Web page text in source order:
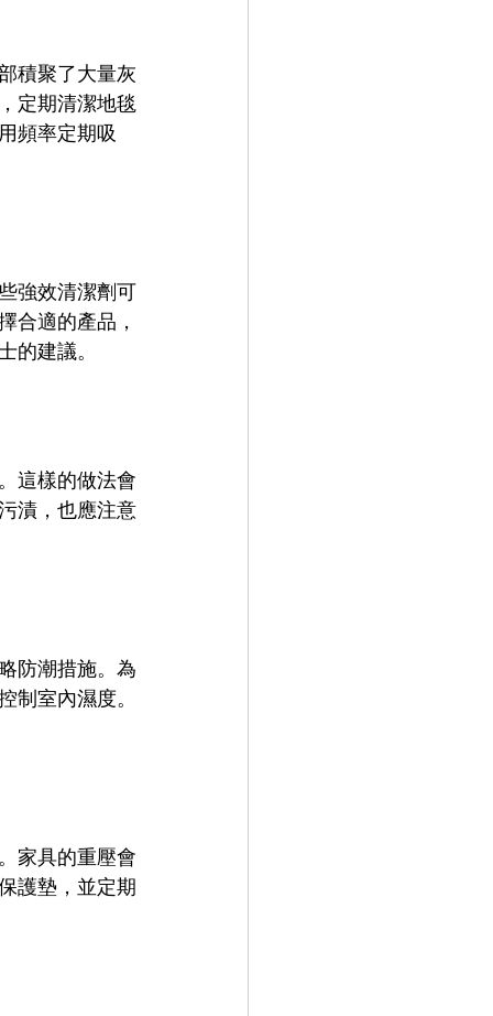
積聚了大量灰
定期清潔地毯
頻率定期吸
強效清潔劑可
合適的產品，
的建議。
這樣的做法會
漬，也應注意
防潮措施。為
制室內濕度。
家具的重壓會
護墊，並定期